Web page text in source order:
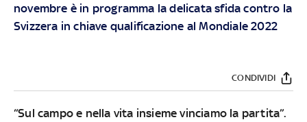
novembre è in programma la delicata sfida contro la
Svizzera in chiave qualificazione al Mondiale 2022
CONDIVIDI
“Sul campo e nella vita insieme vinciamo la partita”.